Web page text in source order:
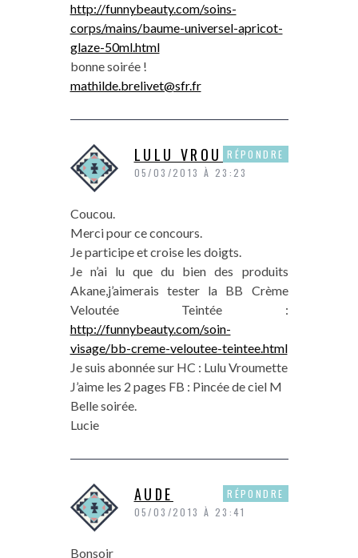
http://funnybeauty.com/soins-
corps/mains/baume-universel-apricot-
glaze-50ml.html
bonne soirée !
mathilde.brelivet@sfr.fr
LULU VROUMETTE
05/03/2013 À 23:23
Coucou.
Merci pour ce concours.
Je participe et croise les doigts.
Je n’ai lu que du bien des produits
Akane,j’aimerais tester la BB Crème
Veloutée Teintée :
http://funnybeauty.com/soin-
visage/bb-creme-veloutee-teintee.html
Je suis abonnée sur HC : Lulu Vroumette
J’aime les 2 pages FB : Pincée de ciel M
Belle soirée.
Lucie
RÉPONDRE
AUDE
05/03/2013 À 23:41
Bonsoir
RÉPONDRE